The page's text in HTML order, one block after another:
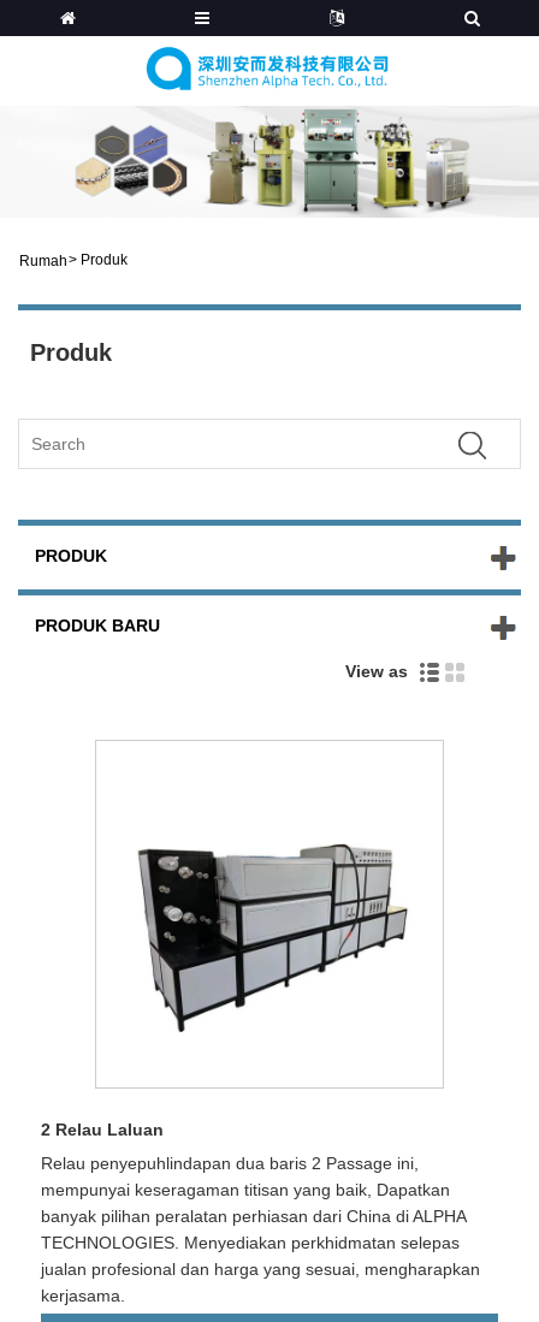
Rumah> Produk
Produk
PRODUK
PRODUK BARU
View as
2 Relau Laluan
Relau penyepuhlindapan dua baris 2 Passage ini,
mempunyai keseragaman titisan yang baik, Dapatkan
banyak pilihan peralatan perhiasan dari China di ALPHA
TECHNOLOGIES. Menyediakan perkhidmatan selepas
jualan profesional dan harga yang sesuai, mengharapkan
kerjasama.